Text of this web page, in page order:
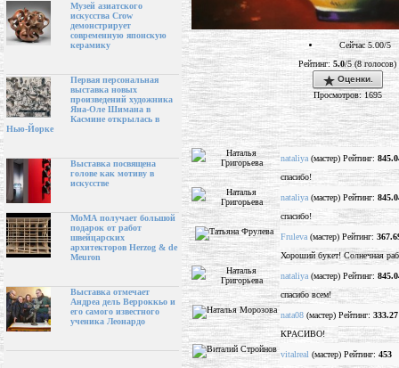
Музей азиатского
искусства Crow
демонстрирует
современную японскую
керамику
Первая персональная
выставка новых
произведений художника
Яна-Оле Шимана в
Касмине открылась в
Нью-Йорке
Выставка посвящена
голове как мотиву в
искусстве
МоМА получает большой
подарок от работ
швейцарских
архитекторов Herzog & de
Meuron
Выставка отмечает
Андреа дель Верроккьо и
его самого известного
ученика Леонардо
Сейчас 5.00/5
Рейтинг: 5.0/5 (8 голосов)
Оценки.
Просмотров: 1695
nataliya (мастер) Рейтинг:
спасибо!
nataliya (мастер) Рейтинг:
спасибо!
Fruleva (мастер) Рейтинг:
Хороший букет! Солнечная
nataliya (мастер) Рейтинг:
спасибо всем!
nata08 (мастер) Рейтинг: 333.27
КРАСИВО!
vitalreal (мастер) Рейтинг: 453